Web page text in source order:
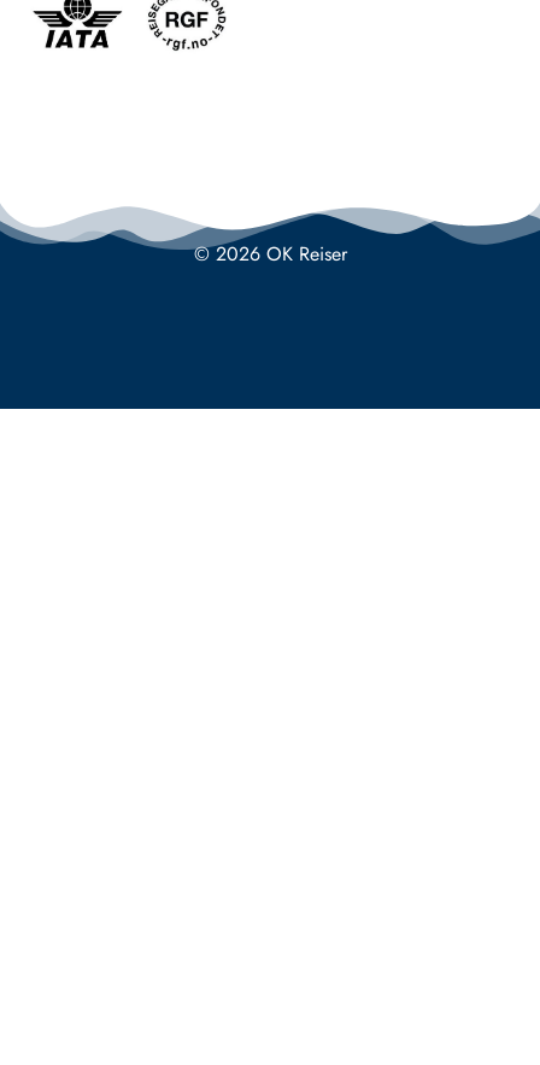
© 2026 OK Reiser